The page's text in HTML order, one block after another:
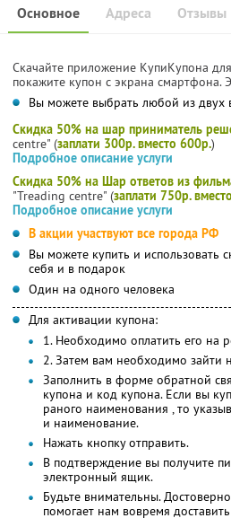
Основное Отзывы
Адреса
Скачайте приложение КупиКупона для
покажите купон с экрана смартфона.
Вы можете выбрать любой из двух
Скидка 50% на шар приниматель
centre" (заплати 300р. вместо 600р.)
Подробное описание услуги
Скидка 50% на Шар ответов из
"Treading centre" (заплати 750р.
Подробное описание услуги
В акции участвуют все города РФ
Вы можете купить и использовать
себя и в подарок
Один на одного человека
Для активации купона:
1. Необходимо оплатить его на
2. Затем вам необходимо зайти
Заполнить в форме обратной
купона и код купона. Если вы
раного наименования , то
и наименование.
Нажать кнопку отправить.
В подтверждение вы получите
электронный ящик.
Будьте внимательны.
помогает нам вовремя